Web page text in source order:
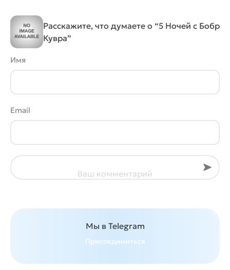
Расскажите, что думаете о “5 Ночей с Бобр
Кувра”
Имя
Email
Ваш комментарий
Мы в Telegram
Присоединиться